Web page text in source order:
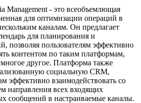
Management - это всеобъемлющая
для оптимизации операций в
каналам. Он предлагает
для планирования и
позволяя пользователям эффективно
контентом по таким платформам,
другое. Платформа также
социальную CRM,
эффективно взаимодействовать со
направления всех входящих
сообщений в настраиваемые каналы.